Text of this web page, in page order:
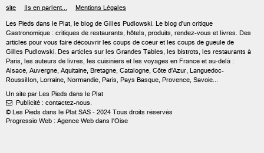
site
Ils en parlent... Mentions Légales
Les Pieds dans le Plat, le blog de Gilles Pudlowski. Le blog d'un critique
Gastronomique : critiques de restaurants, hôtels, produits, rendez-vous et livres. Des
articles pour vous faire découvrir les coups de coeur et les coups de gueule de
Gilles Pudlowski. Des articles sur les Grandes Tables, les bistrots, les restaurants à
Paris, les auteurs de livres, les cuisiniers et les voyages en France et au-delà :
Alsace, Auvergne, Aquitaine, Bretagne, Catalogne, Côte d'Azur, Languedoc-
Roussillon, Lorraine, Normandie, Paris, Pays Basque, Provence, Savoie...
Un site par Les Pieds dans le Plat
 Publicité : contactez-nous.
© Les Pieds dans le Plat SAS - 2024 Tous droits réservés
Progressio Web : Agence Web dans l'Oise